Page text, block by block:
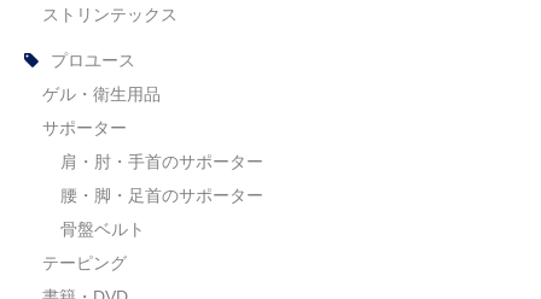
ストリンテックス
プロユース
ゲル・衛生用品
サポーター
肩・肘・手首のサポーター
腰・脚・足首のサポーター
骨盤ベルト
テーピング